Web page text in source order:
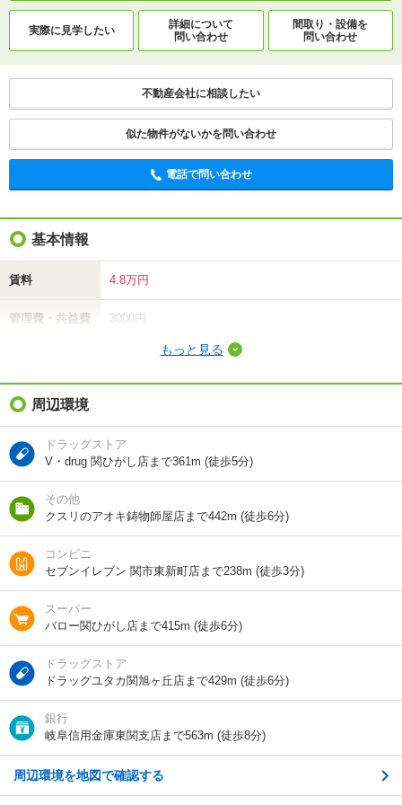
実際に見学したい
詳細について
問い合わせ
間取り・設備を
問い合わせ
不動産会社に相談したい
似た物件がないかを問い合わせ
電話で問い合わせ
基本情報
賃料 4.8万円
管理費・共益費 3000円
礼金（敷引・償
却金）
間取り / 専有面
積
1LDK / 36m²
種別 / 構造
総戸数 12戸
向き 南
住所 岐阜県関市平賀町１
地図を見る
交通
長良川鉄道/関口駅 歩10分
長良川鉄道/関富岡駅 歩20分
もっと見る
周辺環境
ドラッグストア
V・drug 関ひがし店まで361m (徒歩5分)
その他
クスリのアオキ鋳物師屋店まで442m (徒歩6分)
コンビニ
セブンイレブン 関市東新町店まで238m (徒歩3分)
スーパー
バロー関ひがし店まで415m (徒歩6分)
ドラッグストア
ドラッグユタカ関旭ヶ丘店まで429m (徒歩6分)
銀行
岐阜信用金庫東関支店まで563m (徒歩8分)
周辺環境を地図で確認する